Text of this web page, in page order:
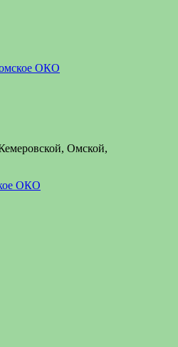
ОКО
Омской,
ОКО